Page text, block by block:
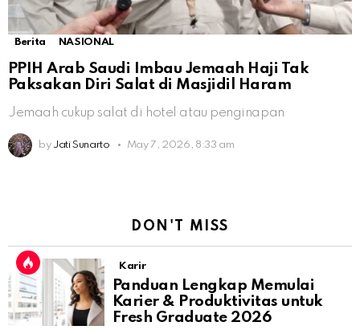
Berita NASIONAL
PPIH Arab Saudi Imbau Jemaah Haji Tak
Paksakan Diri Salat di Masjidil Haram
Jemaah cukup salat di hotel atau penginapan
by Jati Sunarto May 7, 2026, 8:33 am
DON'T MISS
Karir
Panduan Lengkap Memulai
Karier & Produktivitas untuk
Fresh Graduate 2026